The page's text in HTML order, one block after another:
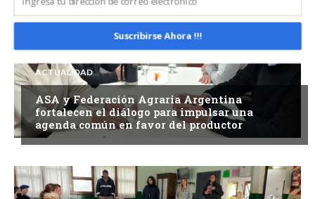
ACTUALIDAD
ASA y Federación Agraria Argentina
fortalecen el diálogo para impulsar una
agenda común en favor del productor
Suscribirse Ahora !!!